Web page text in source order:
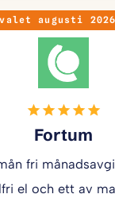
augusti 2026
Fortum
fri
el och ett av